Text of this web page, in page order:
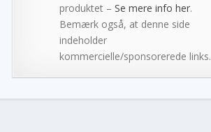
produktet – Se mere info her.
Bemærk også, at denne side
indeholder
kommercielle/sponsorerede links.